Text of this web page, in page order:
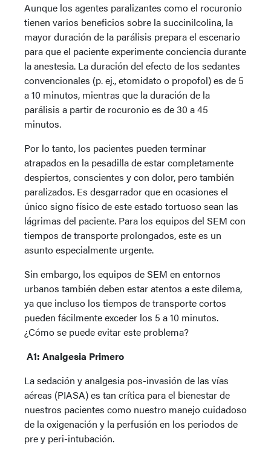
Aunque los agentes paralizantes como el rocuronio
tienen varios beneficios sobre la succinilcolina, la
mayor duración de la parálisis prepara el escenario
para que el paciente experimente conciencia durante
la anestesia. La duración del efecto de los sedantes
convencionales (p. ej., etomidato o propofol) es de 5
a 10 minutos, mientras que la duración de la
parálisis a partir de rocuronio es de 30 a 45
minutos.
Por lo tanto, los pacientes pueden terminar
atrapados en la pesadilla de estar completamente
despiertos, conscientes y con dolor, pero también
paralizados. Es desgarrador que en ocasiones el
único signo físico de este estado tortuoso sean las
lágrimas del paciente. Para los equipos del SEM con
tiempos de transporte prolongados, este es un
asunto especialmente urgente.
Sin embargo, los equipos de SEM en entornos
urbanos también deben estar atentos a este dilema,
ya que incluso los tiempos de transporte cortos
pueden fácilmente exceder los 5 a 10 minutos.
¿Cómo se puede evitar este problema?
A1: Analgesia Primero
La sedación y analgesia pos-invasión de las vías
aéreas (PIASA) es tan crítica para el bienestar de
nuestros pacientes como nuestro manejo cuidadoso
de la oxigenación y la perfusión en los periodos de
pre y peri-intubación.